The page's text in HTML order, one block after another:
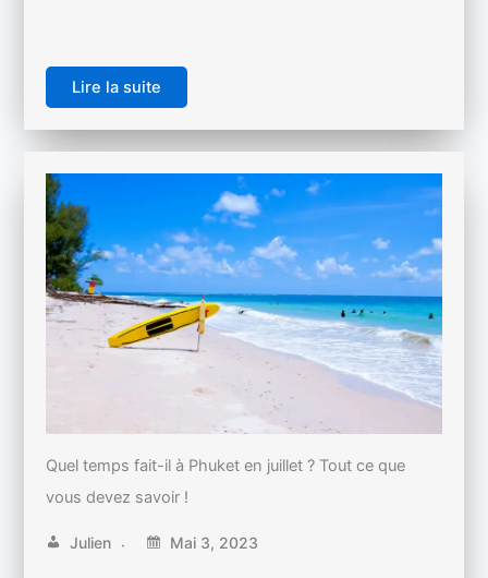
Lire la suite
Quel temps fait-il à Phuket en juillet ? Tout ce que
vous devez savoir !
Julien Mai 3, 2023